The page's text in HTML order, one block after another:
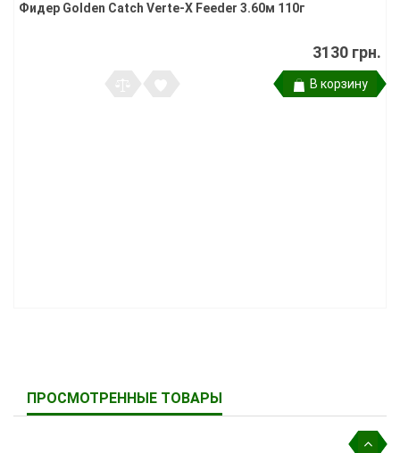
Фидер Golden Catch Verte-X Feeder 3.60м 110г
3130 грн.
В корзину
ПРОСМОТРЕННЫЕ ТОВАРЫ